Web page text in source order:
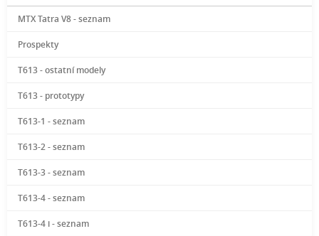
MTX Tatra V8 - seznam
Prospekty
T613 - ostatní modely
T613 - prototypy
T613-1 - seznam
T613-2 - seznam
T613-3 - seznam
T613-4 - seznam
T613-4 i - seznam